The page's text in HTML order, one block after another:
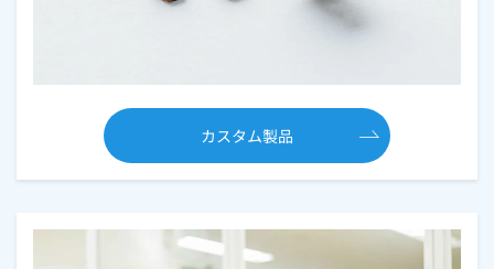
カスタム製品